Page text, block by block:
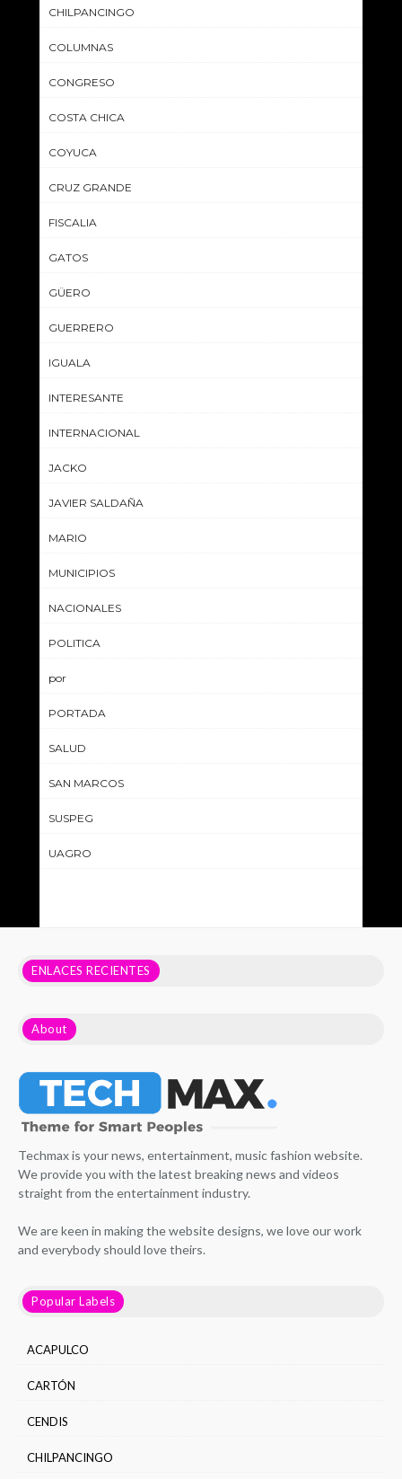
CHILPANCINGO
COLUMNAS
CONGRESO
COSTA CHICA
COYUCA
CRUZ GRANDE
FISCALIA
GATOS
GÜERO
GUERRERO
IGUALA
INTERESANTE
INTERNACIONAL
JACKO
JAVIER SALDAÑA
MARIO
MUNICIPIOS
NACIONALES
POLITICA
por
PORTADA
SALUD
SAN MARCOS
SUSPEG
UAGRO
ENLACES RECIENTES
About
Techmax is your news, entertainment, music fashion website.
We provide you with the latest breaking news and videos
straight from the entertainment industry.
We are keen in making the website designs, we love our work
and everybody should love theirs.
Popular Labels
ACAPULCO
CARTÓN
CENDIS
CHILPANCINGO